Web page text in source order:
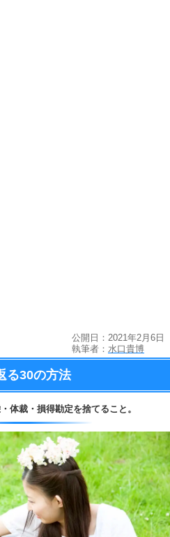
公開日：2021年2月6日
執筆者： 水口貴博
る30の方法
体裁・損得勘定を捨てること。